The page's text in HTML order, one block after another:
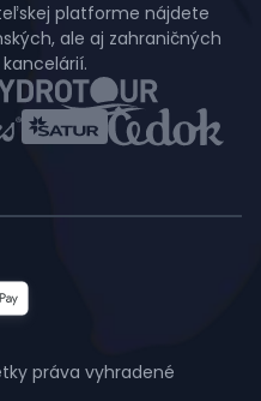
platforme nájdete
ale aj zahraničných
práva vyhradené